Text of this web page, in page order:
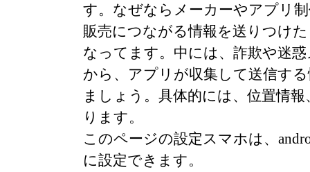
す。なぜならメーカーやアプリ
販売につながる情報を送りつけ
なってます。中には、詐欺や迷
から、アプリが収集して送信す
ましょう。具体的には、位置情
ります。
このページの設定スマホは、
に設定できます。